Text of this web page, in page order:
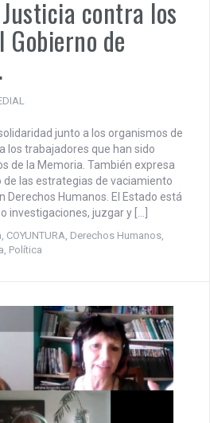
contra los
Gobierno de
junto a los organismos de
los trabajadores que han sido
de la Memoria. También expresa
de las estrategias de vaciamiento
Derechos Humanos. El Estado está
investigaciones, juzgar y […]
, COYUNTURA, Derechos Humanos,
, Política